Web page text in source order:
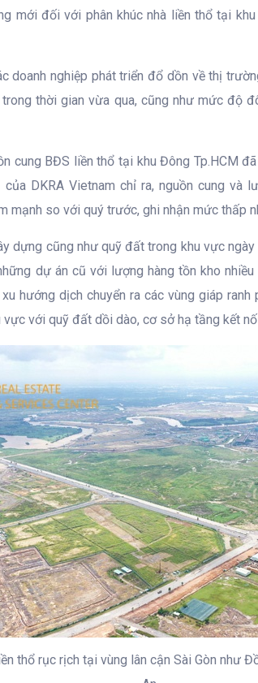
mới đối với phân khúc nhà liền thổ tại
doanh nghiệp phát triển đổ dồn về thị
thời gian vừa qua, cũng như mức độ
cung BĐS liền thổ tại khu Đông Tp.HCM
DKRA Vietnam chỉ ra, nguồn cung và
mạnh so với quý trước, ghi nhận mức thấp
dựng cũng như quỹ đất trong khu vực ngày
dự án cũ với lượng hàng tồn kho
hướng dịch chuyển ra các vùng giáp ranh
với quỹ đất dồi dào, cơ sở hạ tầng kết
thổ rục rịch tại vùng lân cận Sài Gòn như